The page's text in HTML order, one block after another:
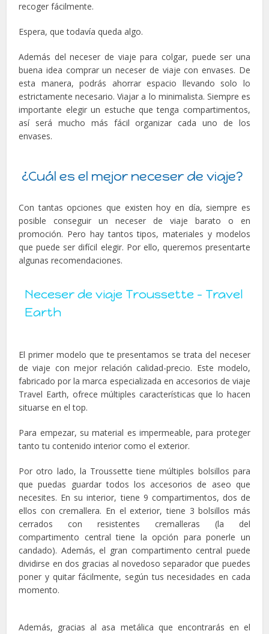
recoger fácilmente.
Espera, que todavía queda algo.
Además del neceser de viaje para colgar, puede ser una
buena idea comprar un neceser de viaje con envases. De
esta manera, podrás ahorrar espacio llevando solo lo
estrictamente necesario. Viajar a lo minimalista. Siempre es
importante elegir un estuche que tenga compartimentos,
así será mucho más fácil organizar cada uno de los
envases.
¿Cuál es el mejor neceser de viaje?
Con tantas opciones que existen hoy en día, siempre es
posible conseguir un neceser de viaje barato o en
promoción. Pero hay tantos tipos, materiales y modelos
que puede ser difícil elegir. Por ello, queremos presentarte
algunas recomendaciones.
Neceser de viaje Troussette – Travel
Earth
El primer modelo que te presentamos se trata del neceser
de viaje con mejor relación calidad-precio. Este modelo,
fabricado por la marca especializada en accesorios de viaje
Travel Earth, ofrece múltiples características que lo hacen
situarse en el top.
Para empezar, su material es impermeable, para proteger
tanto tu contenido interior como el exterior.
Por otro lado, la Troussette tiene múltiples bolsillos para
que puedas guardar todos los accesorios de aseo que
necesites. En su interior, tiene 9 compartimentos, dos de
ellos con cremallera. En el exterior, tiene 3 bolsillos más
cerrados con resistentes cremalleras (la del
compartimento central tiene la opción para ponerle un
candado). Además, el gran compartimento central puede
dividirse en dos gracias al novedoso separador que puedes
poner y quitar fácilmente, según tus necesidades en cada
momento.
Además, gracias al asa metálica que encontrarás en el